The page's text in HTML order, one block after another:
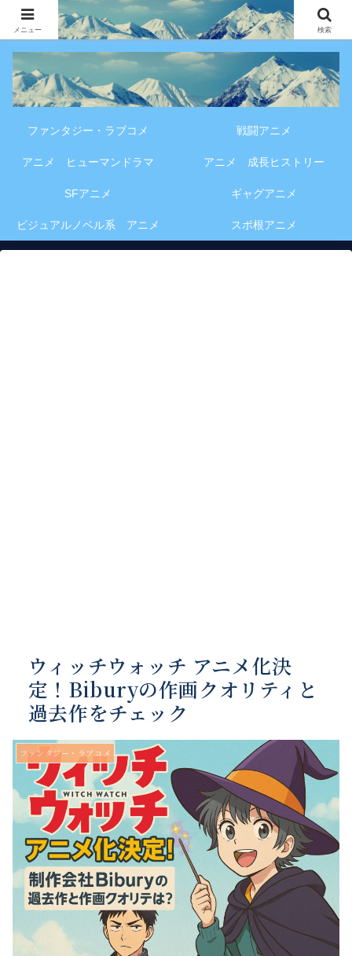
アニメ・漫画・VOD作品の見どころ、配信情報、登場人物や物語の考察を、作
品別・ジャンル別に分かりやすく紹介する専門ブログです。
ファンタジー・ラブコメ 戦闘アニメ
アニメ ヒューマンドラマ アニメ 成長ヒストリー
SFアニメ ギャグアニメ
ビジュアルノベル系 アニメ スポ根アニメ
ウィッチウォッチ アニメ化決
定！Biburyの作画クオリティと
過去作をチェック
ファンタジー・ラブコメ
メニュー 検索